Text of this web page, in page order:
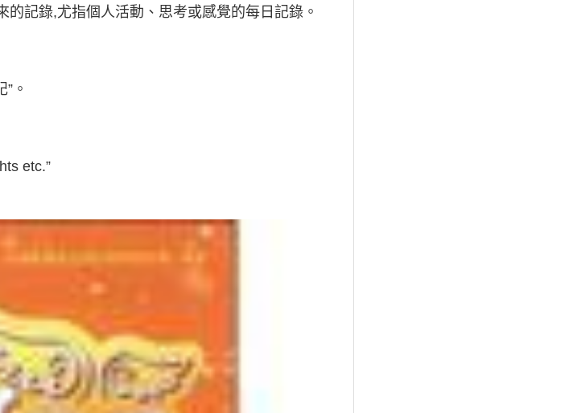
記錄,尤指個人活動、思考或感覺的每日記錄。
。
etc.”